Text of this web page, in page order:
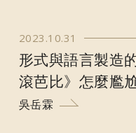
2023.10.31
形式與語言製造
滾芭比》怎麼尷
吳岳霖